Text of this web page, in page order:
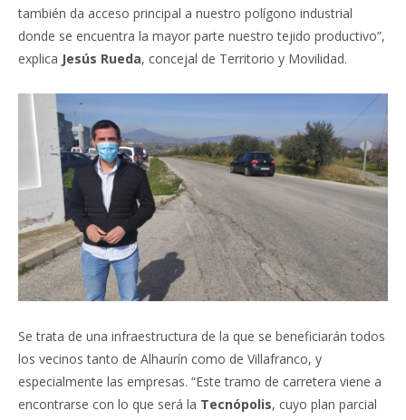
también da acceso principal a nuestro polígono industrial
donde se encuentra la mayor parte nuestro tejido productivo”,
explica Jesús Rueda, concejal de Territorio y Movilidad.
Se trata de una infraestructura de la que se beneficiarán todos
los vecinos tanto de Alhaurín como de Villafranco, y
especialmente las empresas. “Este tramo de carretera viene a
encontrarse con lo que será la Tecnópolis, cuyo plan parcial